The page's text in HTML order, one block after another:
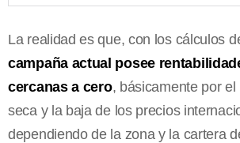
La realidad es que, con los cálculos
campaña actual posee
cercanas a cero, básicamente por el
seca y la baja de los precios
dependiendo de la zona y la cartera